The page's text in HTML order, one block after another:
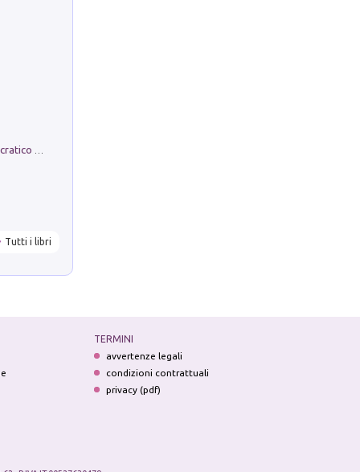
Tutti i libri
TERMINI
avvertenze legali
condizioni contrattuali
privacy (pdf)